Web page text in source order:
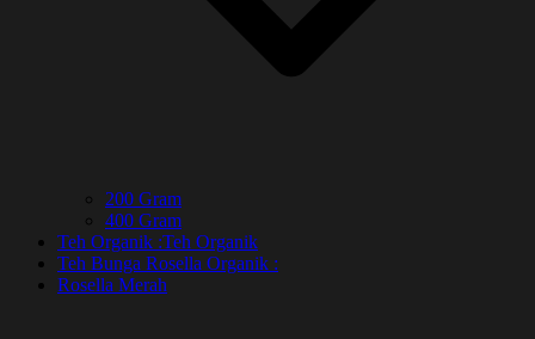
200 Gram
400 Gram
Teh Organik :Teh Organik
Teh Bunga Rosella Organik :
Rosella Merah